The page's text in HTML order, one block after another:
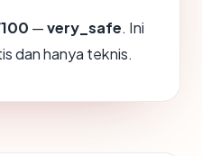
—very_safe. Ini
dan hanya teknis.